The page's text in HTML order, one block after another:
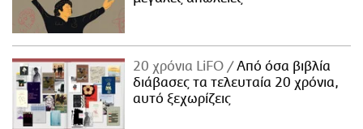
20 χρόνια LiFO
Από όσα βιβλία
διάβασες τα τελευταία 20 χρόνια,
αυτό ξεχωρίζεις